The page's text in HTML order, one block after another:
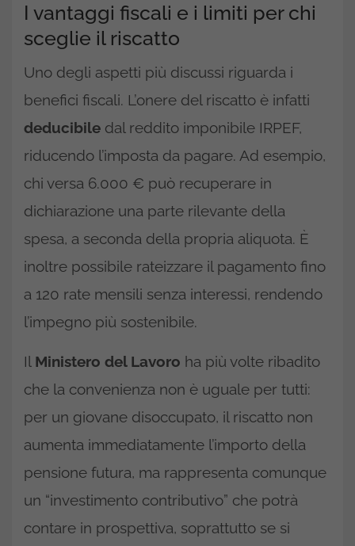
I vantaggi fiscali e i limiti per chi
sceglie il riscatto
Uno degli aspetti più discussi riguarda i
benefici fiscali. L’onere del riscatto è infatti
deducibile dal reddito imponibile IRPEF,
riducendo l’imposta da pagare. Ad esempio,
chi versa 6.000 € può recuperare in
dichiarazione una parte rilevante della
spesa, a seconda della propria aliquota. È
inoltre possibile rateizzare il pagamento fino
a 120 rate mensili senza interessi, rendendo
l’impegno più sostenibile.
Il Ministero del Lavoro ha più volte ribadito
che la convenienza non è uguale per tutti:
per un giovane disoccupato, il riscatto non
aumenta immediatamente l’importo della
pensione futura, ma rappresenta comunque
un “investimento contributivo” che potrà
contare in prospettiva, soprattutto se si